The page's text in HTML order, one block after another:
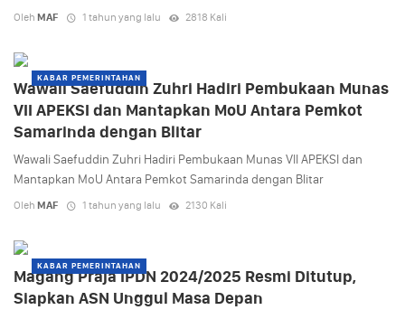
Oleh MAF 1 tahun yang lalu 2818 Kali
KABAR PEMERINTAHAN
Wawali Saefuddin Zuhri Hadiri Pembukaan Munas
VII APEKSI dan Mantapkan MoU Antara Pemkot
Samarinda dengan Blitar
Wawali Saefuddin Zuhri Hadiri Pembukaan Munas VII APEKSI dan
Mantapkan MoU Antara Pemkot Samarinda dengan Blitar
Oleh MAF 1 tahun yang lalu 2130 Kali
KABAR PEMERINTAHAN
Magang Praja IPDN 2024/2025 Resmi Ditutup,
Siapkan ASN Unggul Masa Depan